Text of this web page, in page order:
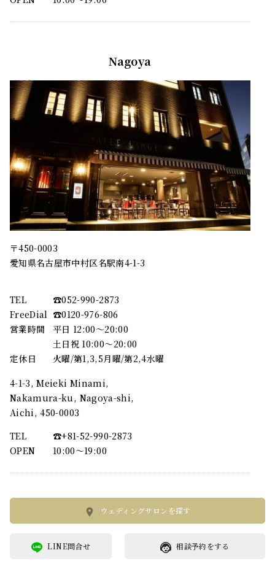
Nagoya
〒450-0003
愛知県名古屋市中村区名駅南4-1-3
TEL
☎︎052-990-2873
FreeDial ☎︎0120-976-806
営業時間
平日 12:00～20:00
土日祝 10:00～20:00
定休日
火曜/第1,3,5月曜/第2,4水曜
4-1-3, Meieki Minami,
Nakamura-ku, Nagoya-shi,
Aichi, 450-0003
TEL
☎︎+81-52-990-2873
OPEN
10:00〜19:00
ウェディングサロンを探す
相談予約をする
LINE問合せ